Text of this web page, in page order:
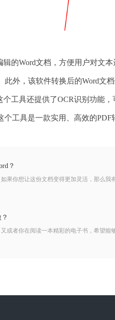
的Word文档，方便用户对文
此外，该软件转换后的Word文
工具还提供了OCR识别功能
工具是一款实用、高效的PDF
？
果你想让这份文档变得更加灵活，那么我
或者你在阅读一本精彩的电子书，希望能